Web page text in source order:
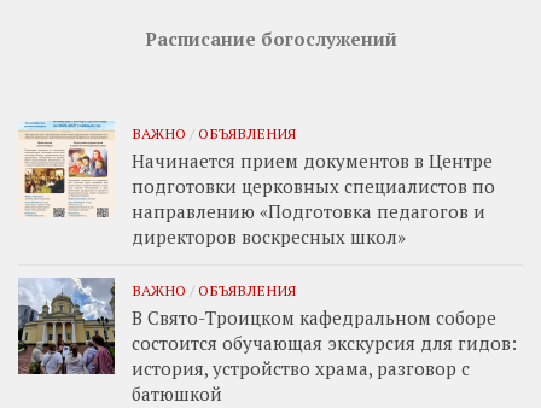
Расписание богослужений
ВАЖНО / ОБЪЯВЛЕНИЯ
Начинается прием документов в Центре
подготовки церковных специалистов по
направлению «Подготовка педагогов и
директоров воскресных школ»
ВАЖНО / ОБЪЯВЛЕНИЯ
В Свято-Троицком кафедральном соборе
состоится обучающая экскурсия для гидов:
история, устройство храма, разговор с
батюшкой